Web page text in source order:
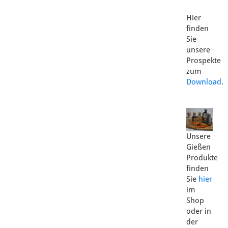
Hier
finden
Sie
unsere
Prospekte
zum
Download.
Unsere
Gießen
Produkte
finden
Sie hier
im
Shop
oder in
der